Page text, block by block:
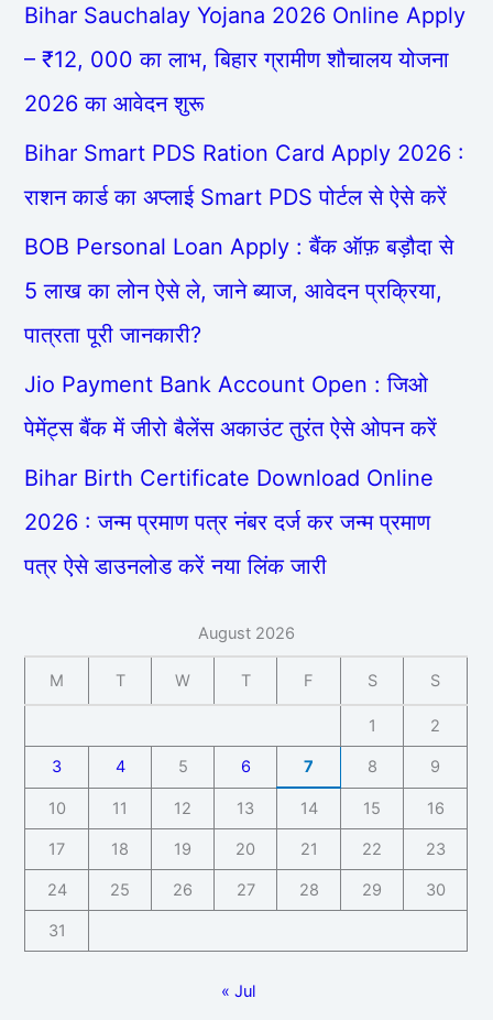
Bihar Sauchalay Yojana 2026 Online Apply
– ₹12, 000 का लाभ, बिहार ग्रामीण शौचालय योजना
2026 का आवेदन शुरू
Bihar Smart PDS Ration Card Apply 2026 :
राशन कार्ड का अप्लाई Smart PDS पोर्टल से ऐसे करें
BOB Personal Loan Apply : बैंक ऑफ़ बड़ौदा से
5 लाख का लोन ऐसे ले, जाने ब्याज, आवेदन प्रक्रिया,
पात्रता पूरी जानकारी?
Jio Payment Bank Account Open : जिओ
पेमेंट्स बैंक में जीरो बैलेंस अकाउंट तुरंत ऐसे ओपन करें
Bihar Birth Certificate Download Online
2026 : जन्म प्रमाण पत्र नंबर दर्ज कर जन्म प्रमाण
पत्र ऐसे डाउनलोड करें नया लिंक जारी
August 2026
M T W T F S S
1 2
3 4 5 6 7 8 9
10 11 12 13 14 15 16
17 18 19 20 21 22 23
24 25 26 27 28 29 30
31
« Jul